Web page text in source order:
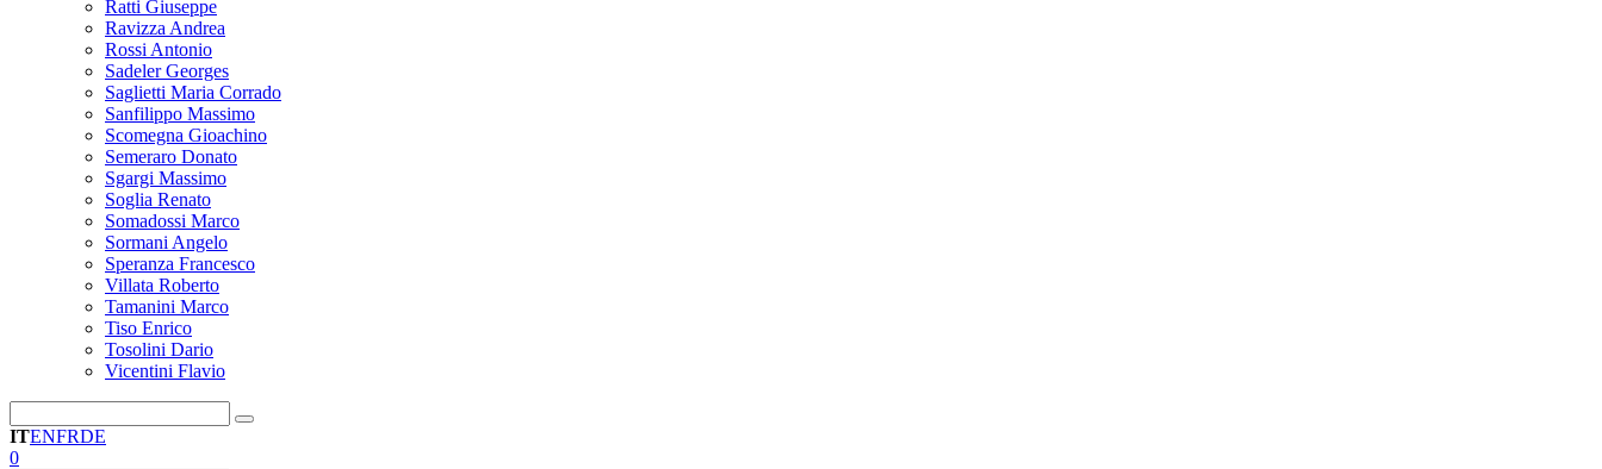
Ratti Giuseppe
Ravizza Andrea
Rossi Antonio
Sadeler Georges
Saglietti Maria Corrado
Sanfilippo Massimo
Scomegna Gioachino
Semeraro Donato
Sgargi Massimo
Soglia Renato
Somadossi Marco
Sormani Angelo
Speranza Francesco
Villata Roberto
Tamanini Marco
Tiso Enrico
Tosolini Dario
Vicentini Flavio
ITENFRDE
0